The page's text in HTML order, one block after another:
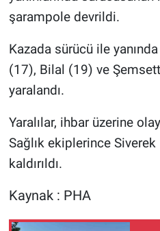
şarampole devrildi.
Kazada sürücü ile
(17), Bilal (19) ve
yaralandı.
Yaralılar, ihbar üzerine
Sağlık ekiplerince
kaldırıldı.
Kaynak : PHA